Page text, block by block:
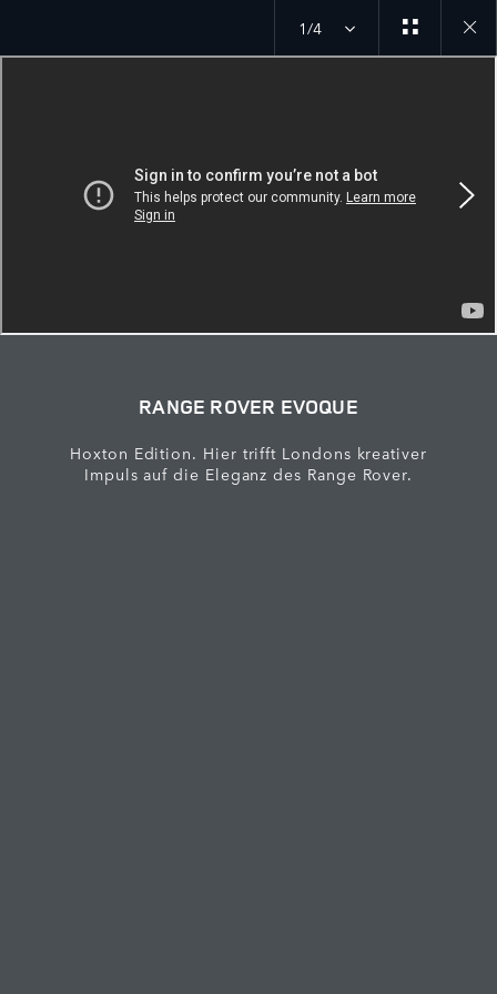
1/4
Close
RANGE ROVER EVOQUE
Hoxton Edition. Hier trifft Londons kreativer
Impuls auf die Eleganz des Range Rover.